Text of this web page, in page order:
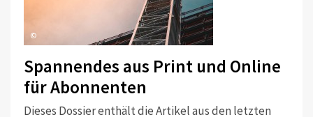
©
Spannendes aus Print und Online
für Abonnenten
Dieses Dossier enthält die Artikel aus den letzten